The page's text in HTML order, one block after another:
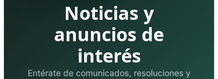
Noticias y
anuncios de
interés
Entérate de comunicados, resoluciones y